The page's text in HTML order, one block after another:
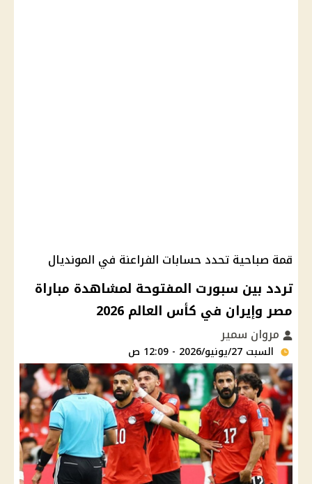
قمة صباحية تحدد حسابات الفراعنة في المونديال
تردد بين سبورت المفتوحة لمشاهدة مباراة
مصر وإيران في كأس العالم 2026
مروان سمير
السبت 27/يونيو/2026 - 12:09 ص